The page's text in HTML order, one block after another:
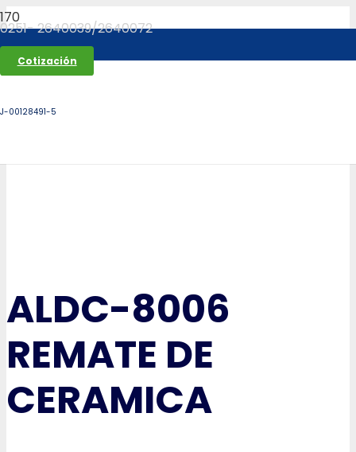
0251- 2640039/2640072
Cotización
J-00128491-5
ALDC-8006
REMATE DE
CERAMICA